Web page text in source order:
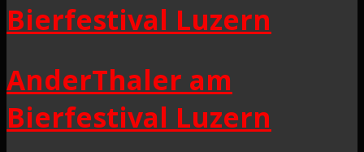
Bierfestival Luzern
AnderThaler am
Bierfestival Luzern